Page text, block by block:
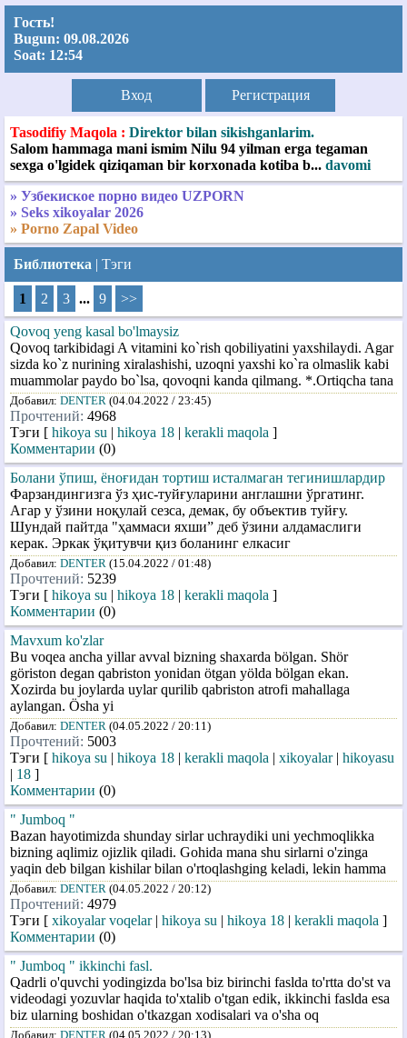
Гость!
Bugun: 09.08.2026
Soat: 12:54
Вход Регистрация
Tasodifiy Maqola : Direktor bilan sikishganlarim.
Salom hammaga mani ismim Nilu 94 yilman erga tegaman
sexga o'lgidek qiziqaman bir korxonada kotiba b... davomi
» Узбекиское порно видео UZPORN
» Seks xikoyalar 2026
» Porno Zapal Video
Библиотека | Тэги
1 2 3 ... 9 >>
Qovoq yeng kasal bo'lmaysiz
Qovoq tarkibidagi A vitamini ko`rish qobiliyatini yaxshilaydi. Agar
sizda ko`z nurining xiralashishi, uzoqni yaxshi ko`ra olmaslik kabi
muammolar paydo bo`lsa, qovoqni kanda qilmang. *.Ortiqcha tana
Добавил: DENTER (04.04.2022 / 23:45)
Прочтений: 4968
Тэги [ hikoya su | hikoya 18 | kerakli maqola ]
Комментарии (0)
Болани ўпиш, ёноғидан тортиш исталмаган тегинишлардир
Фарзандингизга ўз ҳис-туйғуларини англашни ўргатинг.
Агар у ўзини ноқулай сезса, демак, бу объектив туйғу.
Шундай пайтда "ҳаммаси яхши” деб ўзини алдамаслиги
керак. Эркак ўқитувчи қиз боланинг елкасиг
Добавил: DENTER (15.04.2022 / 01:48)
Прочтений: 5239
Тэги [ hikoya su | hikoya 18 | kerakli maqola ]
Комментарии (0)
Mavxum ko'zlar
Bu voqea ancha yillar avval bizning shaxarda bölgan. Shör
göriston degan qabriston yonidan ötgan yölda bölgan ekan.
Xozirda bu joylarda uylar qurilib qabriston atrofi mahallaga
aylangan. Ösha yi
Добавил: DENTER (04.05.2022 / 20:11)
Прочтений: 5003
Тэги [ hikoya su | hikoya 18 | kerakli maqola | xikoyalar| hikoyasu
| 18 ]
Комментарии (0)
" Jumboq "
Bazan hayotimizda shunday sirlar uchraydiki uni yechmoqlikka
bizning aqlimiz ojizlik qiladi. Gohida mana shu sirlarni o'zinga
yaqin deb bilgan kishilar bilan o'rtoqlashging keladi, lekin hamma
Добавил: DENTER (04.05.2022 / 20:12)
Прочтений: 4979
Тэги [ xikoyalar voqelar| hikoya su | hikoya 18 | kerakli maqola ]
Комментарии (0)
" Jumboq " ikkinchi fasl.
Qadrli o'quvchi yodingizda bo'lsa biz birinchi faslda to'rtta do'st va
videodagi yozuvlar haqida to'xtalib o'tgan edik, ikkinchi faslda esa
biz ularning boshidan o'tkazgan xodisalari va o'sha oq
Добавил: DENTER (04.05.2022 / 20:13)